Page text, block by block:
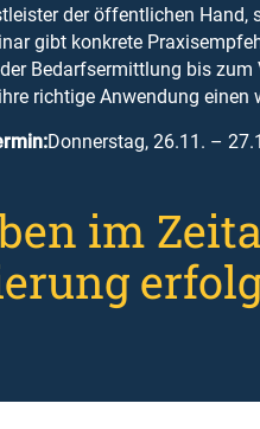
der öffentlichen Hand,
gibt konkrete
Bedarfsermittlung bis
richtige Anwendung
Donnerstag, 26.11. –
im